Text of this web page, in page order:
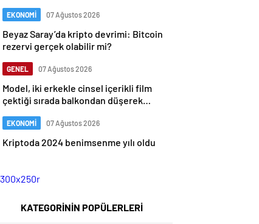
EKONOMİ 07 Ağustos 2026
Beyaz Saray’da kripto devrimi: Bitcoin
rezervi gerçek olabilir mi?
GENEL 07 Ağustos 2026
Model, iki erkekle cinsel içerikli film
çektiği sırada balkondan düşerek
EKONOMİ 07 Ağustos 2026
Kriptoda 2024 benimsenme yılı oldu
KATEGORİNİN POPÜLERLERİ